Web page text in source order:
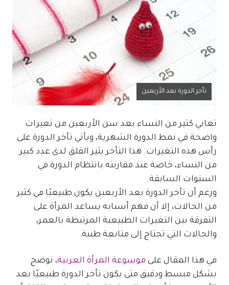
تأخر الدورة بعد الأربعين
تعاني كثير من النساء بعد سن الأربعين من تغيرات
واضحة في نمط الدورة الشهرية، ويأتي تأخر الدورة على
رأس هذه التغيرات. هذا التأخر يثير القلق لدى عدد كبير
من النساء، خاصة عند مقارنته بانتظام الدورة في
السنوات السابقة.
ورغم أن تأخر الدورة بعد الأربعين يكون طبيعيًا في كثير
من الحالات، إلا أن فهم أسبابه يساعد المرأة على
التفرقة بين التغيرات الطبيعية المرتبطة بالعمر،
والحالات التي تحتاج إلى متابعة طبية.
في هذا المقال على موسوعة المرأة العربية، نوضح
بشكل مبسط ودقيق متى يكون تأخر الدورة طبيعيًا بعد